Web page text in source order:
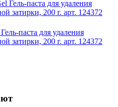
паста для удаления
затирки, 200 г. арт. 124372